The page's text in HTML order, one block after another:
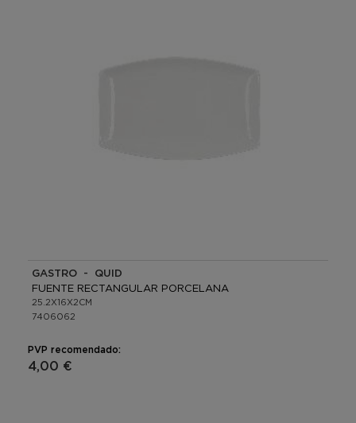
GASTRO - QUID
FUENTE RECTANGULAR PORCELANA
25.2X16X2CM
7406062
PVP recomendado:
4,00 €